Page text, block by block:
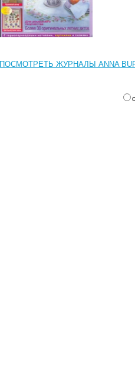
ПОСМОТРЕТЬ ЖУРНАЛЫ ANNA